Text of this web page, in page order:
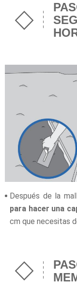
Después de la
para hacer una
cm que necesitas